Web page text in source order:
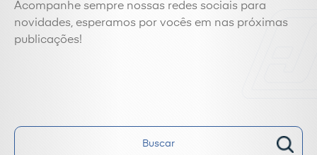
Acompanhe sempre nossas redes sociais para
novidades, esperamos por vocês em nas próximas
publicações!